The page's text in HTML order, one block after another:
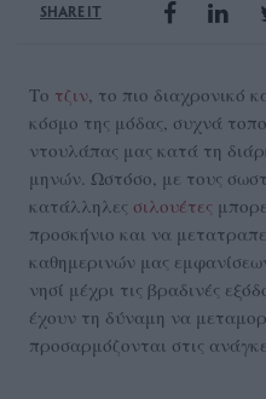
SHARE IT
Το τζιν, το πιο διαχρονικό
κόσμο της μόδας, συχνά
ντουλάπας μας κατά τη
μηνών. Ωστόσο, με τους
κατάλληλες σιλουέτες
προσκήνιο και να
καθημερινών μας
νησί μέχρι τις βραδινές
έχουν τη δύναμη να
προσαρμόζονται στις